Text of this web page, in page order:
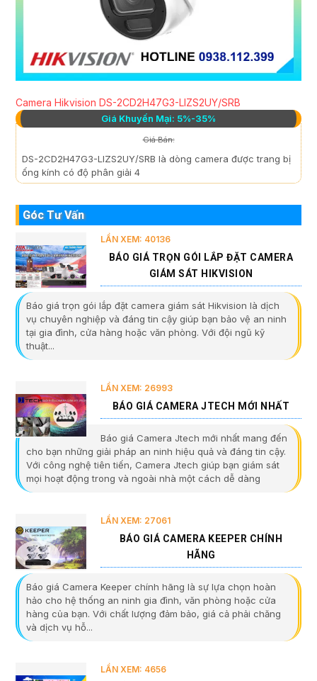
Camera Hikvision DS-2CD2H47G3-LIZS2UY/SRB
Giá Khuyến Mại: 5%-35%
Giá Bán:
DS-2CD2H47G3-LIZS2UY/SRB là dòng camera được trang bị
ống kính có độ phân giải 4
Góc Tư Vấn
LẦN XEM: 40136
BÁO GIÁ TRỌN GÓI LẮP ĐẶT CAMERA
GIÁM SÁT HIKVISION
Báo giá trọn gói lắp đặt camera giám sát Hikvision là dịch
vụ chuyên nghiệp và đáng tin cậy giúp bạn bảo vệ an ninh
tại gia đình, cửa hàng hoặc văn phòng. Với đội ngũ kỹ
thuật...
LẦN XEM: 26993
BÁO GIÁ CAMERA JTECH MỚI NHẤT
Báo giá Camera Jtech mới nhất mang đến
cho bạn những giải pháp an ninh hiệu quả và đáng tin cậy.
Với công nghệ tiên tiến, Camera Jtech giúp bạn giám sát
mọi hoạt động trong và ngoài nhà một cách dễ dàng
LẦN XEM: 27061
BÁO GIÁ CAMERA KEEPER CHÍNH
HÃNG
Báo giá Camera Keeper chính hãng là sự lựa chọn hoàn
hảo cho hệ thống an ninh gia đình, văn phòng hoặc cửa
hàng của bạn. Với chất lượng đảm bảo, giá cả phải chăng
và dịch vụ hỗ...
LẦN XEM: 4656